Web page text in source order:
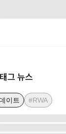
그 뉴스
이트 #RWA